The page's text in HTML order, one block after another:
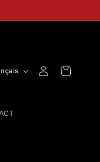
ConnexionPanier